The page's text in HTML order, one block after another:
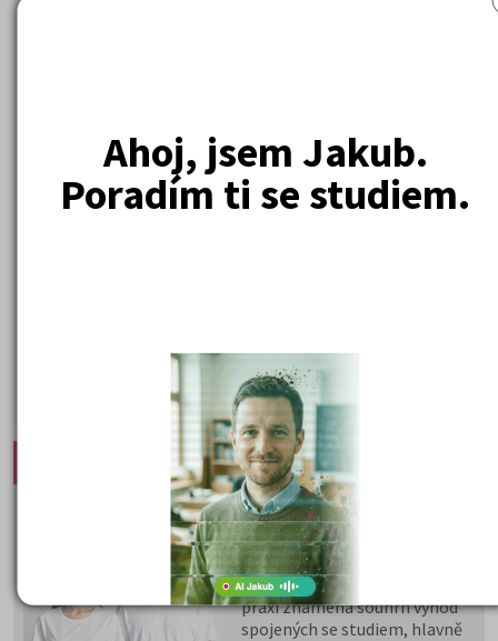
Ahoj, jsem Jakub.
Poradím ti se studiem.
Naši zkušení lektoři věnují maximální pozornost přípravě na
Student dostane poštou učebnice psychologie, a časopis Kam
10 560 Kč
PŘIHLÁSIT SE
Doporučené články:
Status studenta 2026 - do
kdy jste studenty po
maturitě?
Status studenta není
samostatný právní pojem. V
praxi znamená souhrn výhod
spojených se studiem, hlavně